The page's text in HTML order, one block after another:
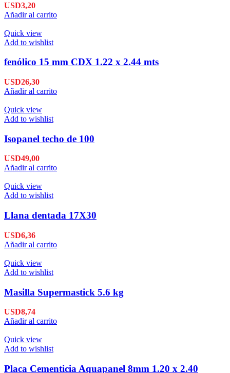
USD3,20
Añadir al carrito
Quick view
Add to wishlist
fenólico 15 mm CDX 1.22 x 2.44 mts
USD26,30
Añadir al carrito
Quick view
Add to wishlist
Isopanel techo de 100
USD49,00
Añadir al carrito
Quick view
Add to wishlist
Llana dentada 17X30
USD6,36
Añadir al carrito
Quick view
Add to wishlist
Masilla Supermastick 5.6 kg
USD8,74
Añadir al carrito
Quick view
Add to wishlist
Placa Cementicia Aquapanel 8mm 1.20 x 2.40